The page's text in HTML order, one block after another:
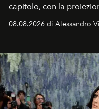
capitolo, con la
dell’attore chiamato a
Craig, però, regna
08.08.2026 di Alessandro